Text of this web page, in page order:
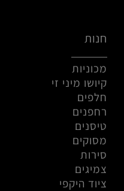
חנות
מכוניות
קיושו מיני זי
חלפים
רחפנים
טיסנים
מסוקים
סירות
צמיגים
ציוד היקפי